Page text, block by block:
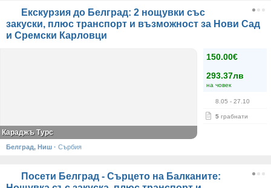
Екскурзия до Белград: 2 нощувки със
закуски, плюс транспорт и възможност за Нови Сад
и Сремски Карловци
150.00€
293.37лв
на човек
8.05 - 27.10
5 грабнати
Караджъ Турс
Белград, Ниш · Сърбия
Посети Белград - Сърцето на Балканите: